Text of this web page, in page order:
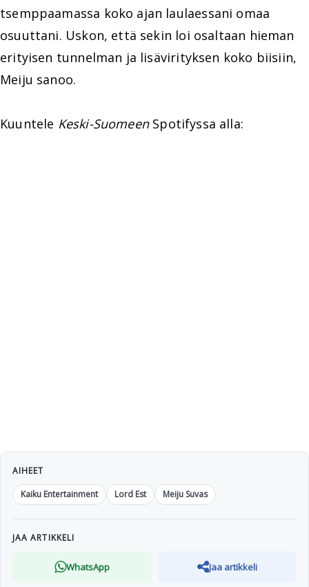
tsemppaamassa koko ajan laulaessani omaa
osuuttani. Uskon, että sekin loi osaltaan hieman
erityisen tunnelman ja lisävirityksen koko biisiin,
Meiju sanoo.
Kuuntele Keski-SuomeenSpotifyssa alla:
AIHEET
Kaiku Entertainment
Lord Est Meiju Suvas
JAA ARTIKKELI
WhatsApp Jaa artikkeli